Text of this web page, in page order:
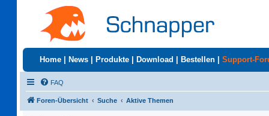
Home News Produkte Download Bestellen Support-
FAQ
Foren-Übersicht Suche Aktive Themen